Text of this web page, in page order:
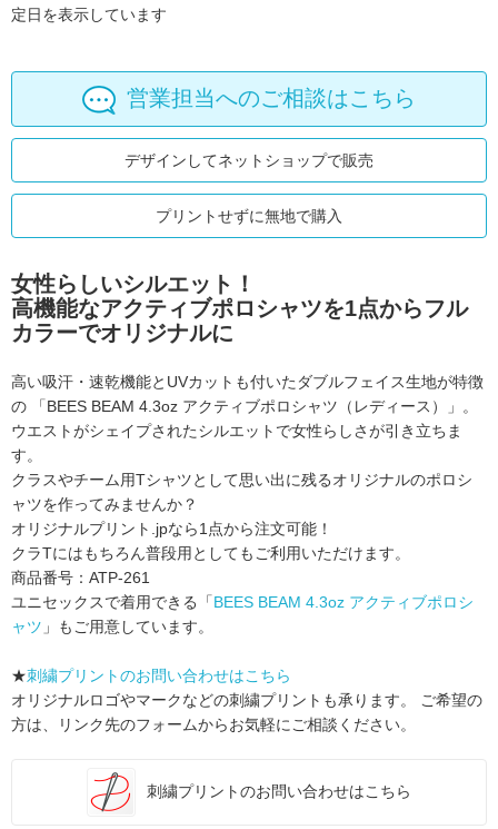
定日を表示しています
営業担当へのご相談はこちら
デザインしてネットショップで販売
プリントせずに無地で購入
女性らしいシルエット！
高機能なアクティブポロシャツを1点からフル
カラーでオリジナルに
高い吸汗・速乾機能とUVカットも付いたダブルフェイス生地が特徴
の 「BEES BEAM 4.3oz アクティブポロシャツ（レディース）」。
ウエストがシェイプされたシルエットで女性らしさが引き立ちま
す。
クラスやチーム用Tシャツとして思い出に残るオリジナルのポロシ
ャツを作ってみませんか？
オリジナルプリント.jpなら1点から注文可能！
クラTにはもちろん普段用としてもご利用いただけます。
商品番号：ATP-261
ユニセックスで着用できる「BEES BEAM 4.3oz アクティブポロシ
ャツ 」もご用意しています。
★刺繍プリントのお問い合わせはこちら
オリジナルロゴやマークなどの刺繍プリントも承ります。
ご希望の
方は、リンク先のフォームからお気軽にご相談ください。
刺繍プリントのお問い合わせはこちら